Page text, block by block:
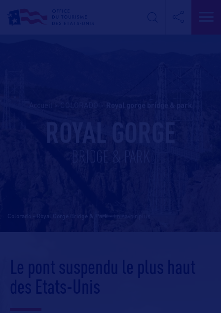
Accueil royal gorge bridge & park
ROYAL GORGE
BRIDGE & PARK
Colorado - Royal Gorge Bridge & Park
Le pont suspendu le plus haut